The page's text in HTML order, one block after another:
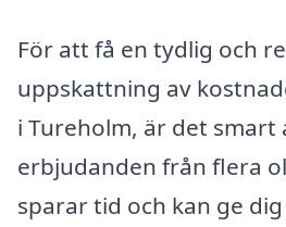
För att få en tydlig och
uppskattning av
i Tureholm, är det smart
erbjudanden från flera
sparar tid och kan ge